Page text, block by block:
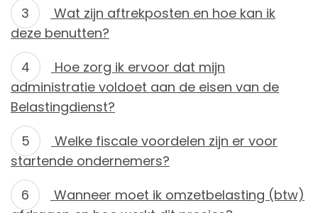
Wat zijn aftrekposten en hoe kan ik
deze benutten?
Hoe zorg ik ervoor dat mijn
administratie voldoet aan de eisen van de
Belastingdienst?
Welke fiscale voordelen zijn er voor
startende ondernemers?
Wanneer moet ik omzetbelasting (btw)